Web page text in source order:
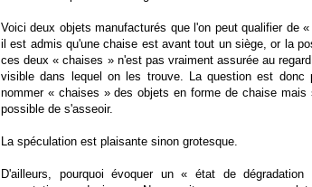
Voici deux objets manufacturés que l'on peut qualifier de
il est admis qu'une chaise est avant tout un siège, or la
ces deux « chaises » n'est pas vraiment assurée au
visible dans lequel on les trouve. La question est donc
nommer « chaises » des objets en forme de chaise mais
possible de s'asseoir.
La spéculation est plaisante sinon grotesque.
D'ailleurs, pourquoi évoquer un « état de